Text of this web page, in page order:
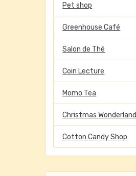
Pet shop
Greenhouse Café
Salon de Thé
Coin Lecture
Momo Tea
Christmas Wonderland
Cotton Candy Shop